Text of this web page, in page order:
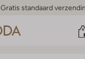
Gratis standaard